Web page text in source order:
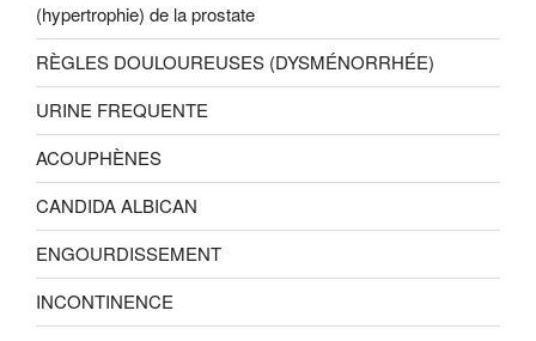
(hypertrophie) de la prostate
RÈGLES DOULOUREUSES (DYSMÉNORRHÉE)
URINE FREQUENTE
ACOUPHÈNES
CANDIDA ALBICAN
ENGOURDISSEMENT
INCONTINENCE